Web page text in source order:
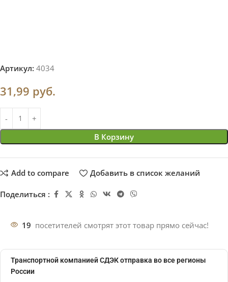
Артикул: 4034
31,99 руб.
В Корзину
Add to compare Добавить в список желаний
Поделиться :
19 посетителей смотрят этот товар прямо сейчас!
Транспортной компанией СДЭК отправка во все регионы
России